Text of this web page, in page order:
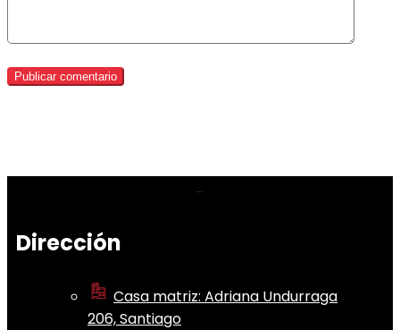
Dirección
Casa matriz: Adriana Undurraga
206, Santiago